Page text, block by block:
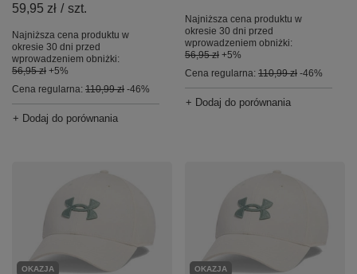
59,95 zł / szt.
Najniższa cena produktu w
okresie 30 dni przed
wprowadzeniem obniżki:
56,95 zł +5%
Cena regularna: 110,99 zł -46%
+ Dodaj do porównania
Najniższa cena produktu w
okresie 30 dni przed
wprowadzeniem obniżki:
56,95 zł +5%
Cena regularna: 110,99 zł -46%
+ Dodaj do porównania
OKAZJA OKAZJA